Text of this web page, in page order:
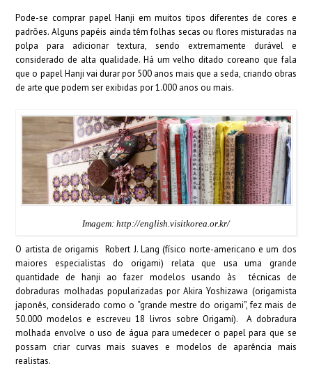
Pode-se comprar papel Hanji em muitos tipos diferentes de cores e
padrões. Alguns papéis ainda têm folhas secas ou flores misturadas na
polpa para adicionar textura, sendo extremamente durável e
considerado de alta qualidade. Há um velho ditado coreano que fala
que o papel Hanji vai durar por 500 anos mais que a seda, criando obras
de arte que podem ser exibidas por 1.000 anos ou mais.
Imagem: http://english.visitkorea.or.kr/
O artista de origamis Robert J. Lang (físico norte-americano e um dos
maiores especialistas do origami) relata que usa uma grande
quantidade de hanji ao fazer modelos usando às técnicas de
dobraduras molhadas popularizadas por Akira Yoshizawa (origamista
japonês, considerado como o “grande mestre do origami”, fez mais de
50.000 modelos e escreveu 18 livros sobre Origami). A dobradura
molhada envolve o uso de água para umedecer o papel para que se
possam criar curvas mais suaves e modelos de aparência mais
realistas.